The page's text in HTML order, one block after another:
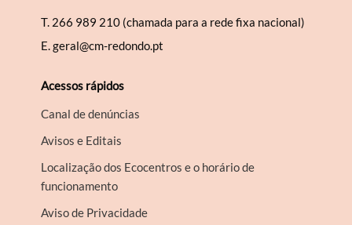
T. 266 989 210 (chamada para a rede fixa nacional)
E.geral@cm-redondo.pt
Acessos rápidos
Canal de denúncias
Avisos e Editais
Localização dos Ecocentros e o horário de
funcionamento
Aviso de Privacidade